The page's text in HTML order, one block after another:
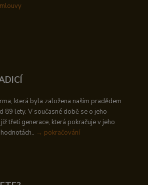
která byla založena naším pradědem
89 lety. V současné době se o jeho
třetí generace, která pokračuje v jeho
→ pokračování